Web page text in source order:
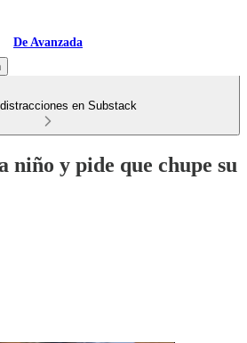
De Avanzada
en Substack
niño y pide que chupe su